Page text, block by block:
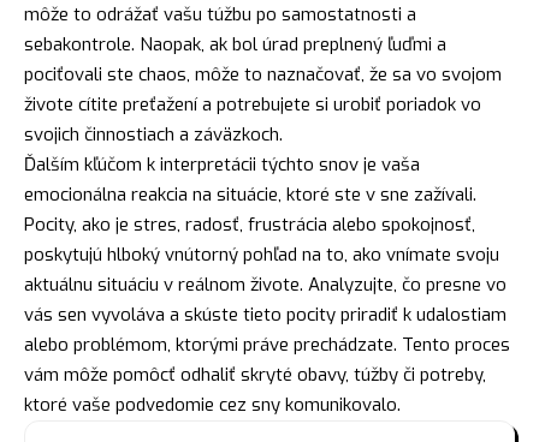
môže to odrážať vašu túžbu po samostatnosti a
sebakontrole. Naopak, ak bol úrad preplnený ľuďmi a
pociťovali ste chaos, môže to naznačovať, že sa vo svojom
živote cítite preťažení a potrebujete si urobiť poriadok vo
svojich činnostiach a záväzkoch.
Ďalším kľúčom k interpretácii týchto snov je vaša
emocionálna reakcia na situácie, ktoré ste v sne zažívali.
Pocity, ako je stres, radosť, frustrácia alebo spokojnosť,
poskytujú hlboký vnútorný pohľad na to, ako vnímate svoju
aktuálnu situáciu v reálnom živote. Analyzujte, čo presne vo
vás sen vyvoláva a skúste tieto pocity priradiť k udalostiam
alebo problémom, ktorými práve prechádzate. Tento proces
vám môže pomôcť odhaliť skryté obavy, túžby či potreby,
ktoré vaše podvedomie cez sny komunikovalo.